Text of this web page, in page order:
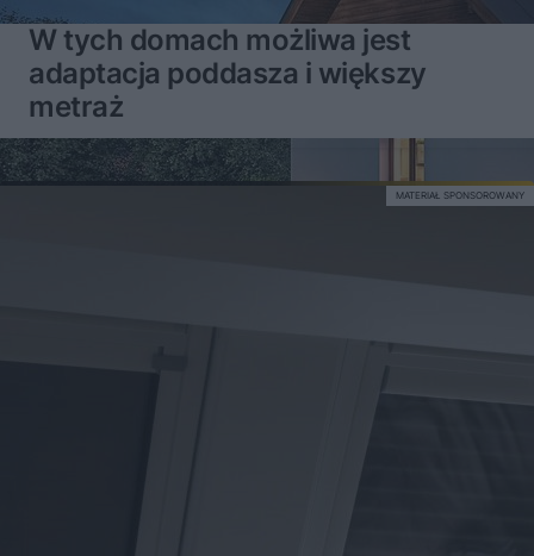
W tych domach możliwa jest
adaptacja poddasza i większy
metraż
MATERIAŁ SPONSOROWANY